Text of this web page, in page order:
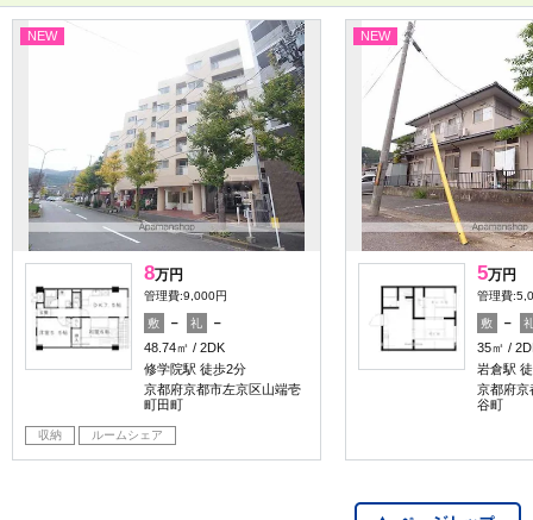
NEW
8万円
管理費:9,000円
敷 － 礼
－
48.74㎡
2DK
修学院駅 徒歩2分
京都府京都市左京区山端壱
町田町
収納 ルームシェア
NEW
5万円
管理費
敷 －
35㎡
岩倉駅
京都府京
谷町